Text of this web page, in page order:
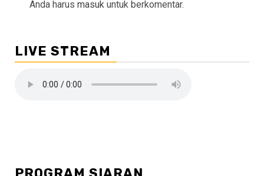
Anda harus masuk untuk berkomentar.
LIVE STREAM